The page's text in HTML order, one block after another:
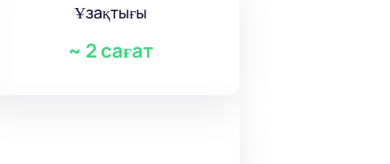
Ұзақтығы
~ 2 сағат